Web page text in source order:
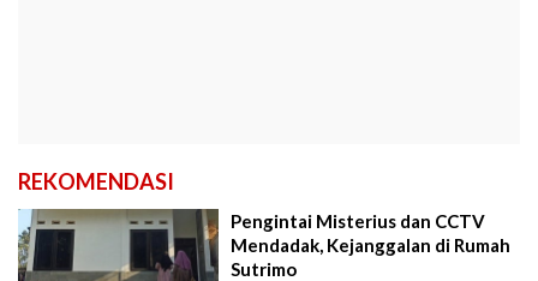
REKOMENDASI
Pengintai Misterius dan CCTV
Mendadak, Kejanggalan di Rumah
Sutrimo